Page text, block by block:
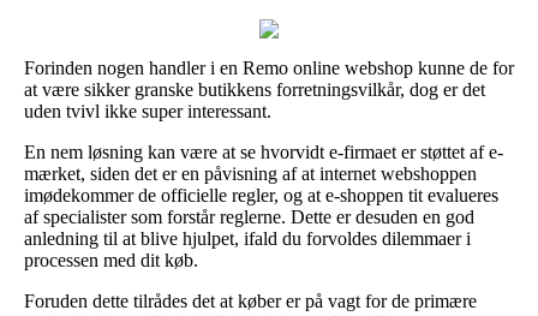
Forinden nogen handler i en Remo online webshop kunne de for
at være sikker granske butikkens forretningsvilkår, dog er det
uden tvivl ikke super interessant.
En nem løsning kan være at se hvorvidt e-firmaet er støttet af e-
mærket, siden det er en påvisning af at internet webshoppen
imødekommer de officielle regler, og at e-shoppen tit evalueres
af specialister som forstår reglerne. Dette er desuden en god
anledning til at blive hjulpet, ifald du forvoldes dilemmaer i
processen med dit køb.
Foruden dette tilrådes det at køber er på vagt for de primære